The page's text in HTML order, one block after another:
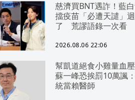
慈濟買BNT遇詐！藍
擋疫苗「必遭天譴」
了 荒謬語錄一次看
2026.08.06 22:06
幫凱道絕食小雞量血
蘇一峰恐挨罰10萬諷
統當賴醫師